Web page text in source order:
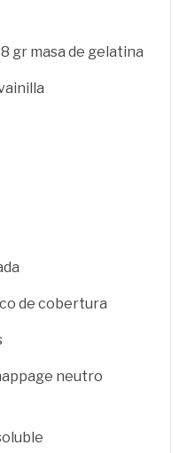
gr masa de gelatina
de cobertura
neutro